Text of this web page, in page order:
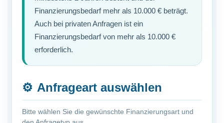
Finanzierungsbedarf mehr als 10.000 € beträgt.
Auch bei privaten Anfragen ist ein
Finanzierungsbedarf von mehr als 10.000 €
erforderlich.
⚙️ Anfrageart auswählen
Bitte wählen Sie die gewünschte Finanzierungsart und